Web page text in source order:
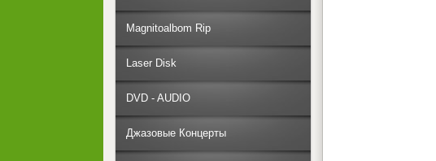
Magnitoalbom Rip
Laser Disk
DVD - AUDIO
Джазовые Концерты